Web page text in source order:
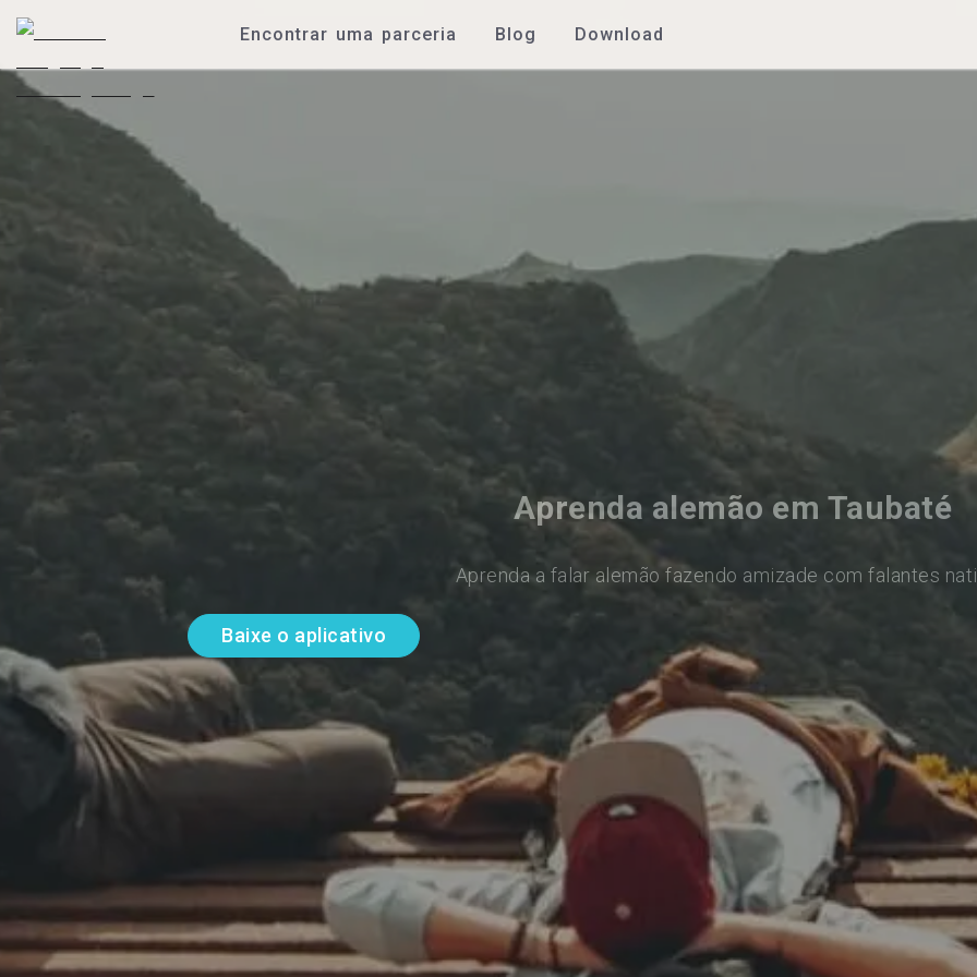
Encontrar uma parceria Blog Download
Aprenda alemão em Taubaté
Aprenda a falar alemão fazendo amizade com falantes
Baixe o aplicativo